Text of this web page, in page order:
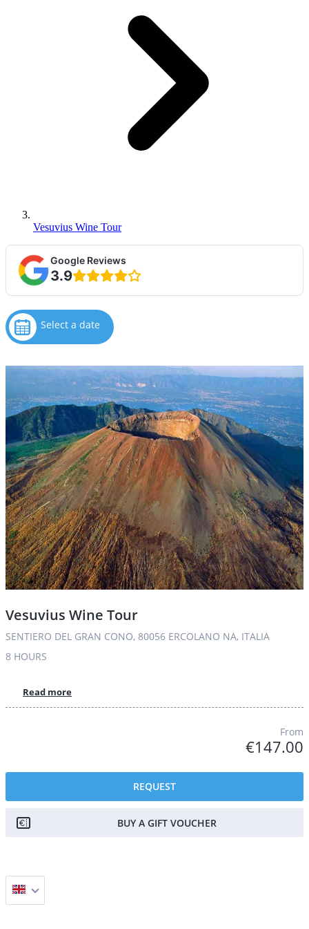
Vesuvius Wine Tour
Google Reviews
3.9
Select a date
Vesuvius Wine Tour
SENTIERO DEL GRAN CONO, 80056 ERCOLANO NA, ITALIA
8 HOURS
Read more
From
€147.00
REQUEST
BUY A GIFT VOUCHER